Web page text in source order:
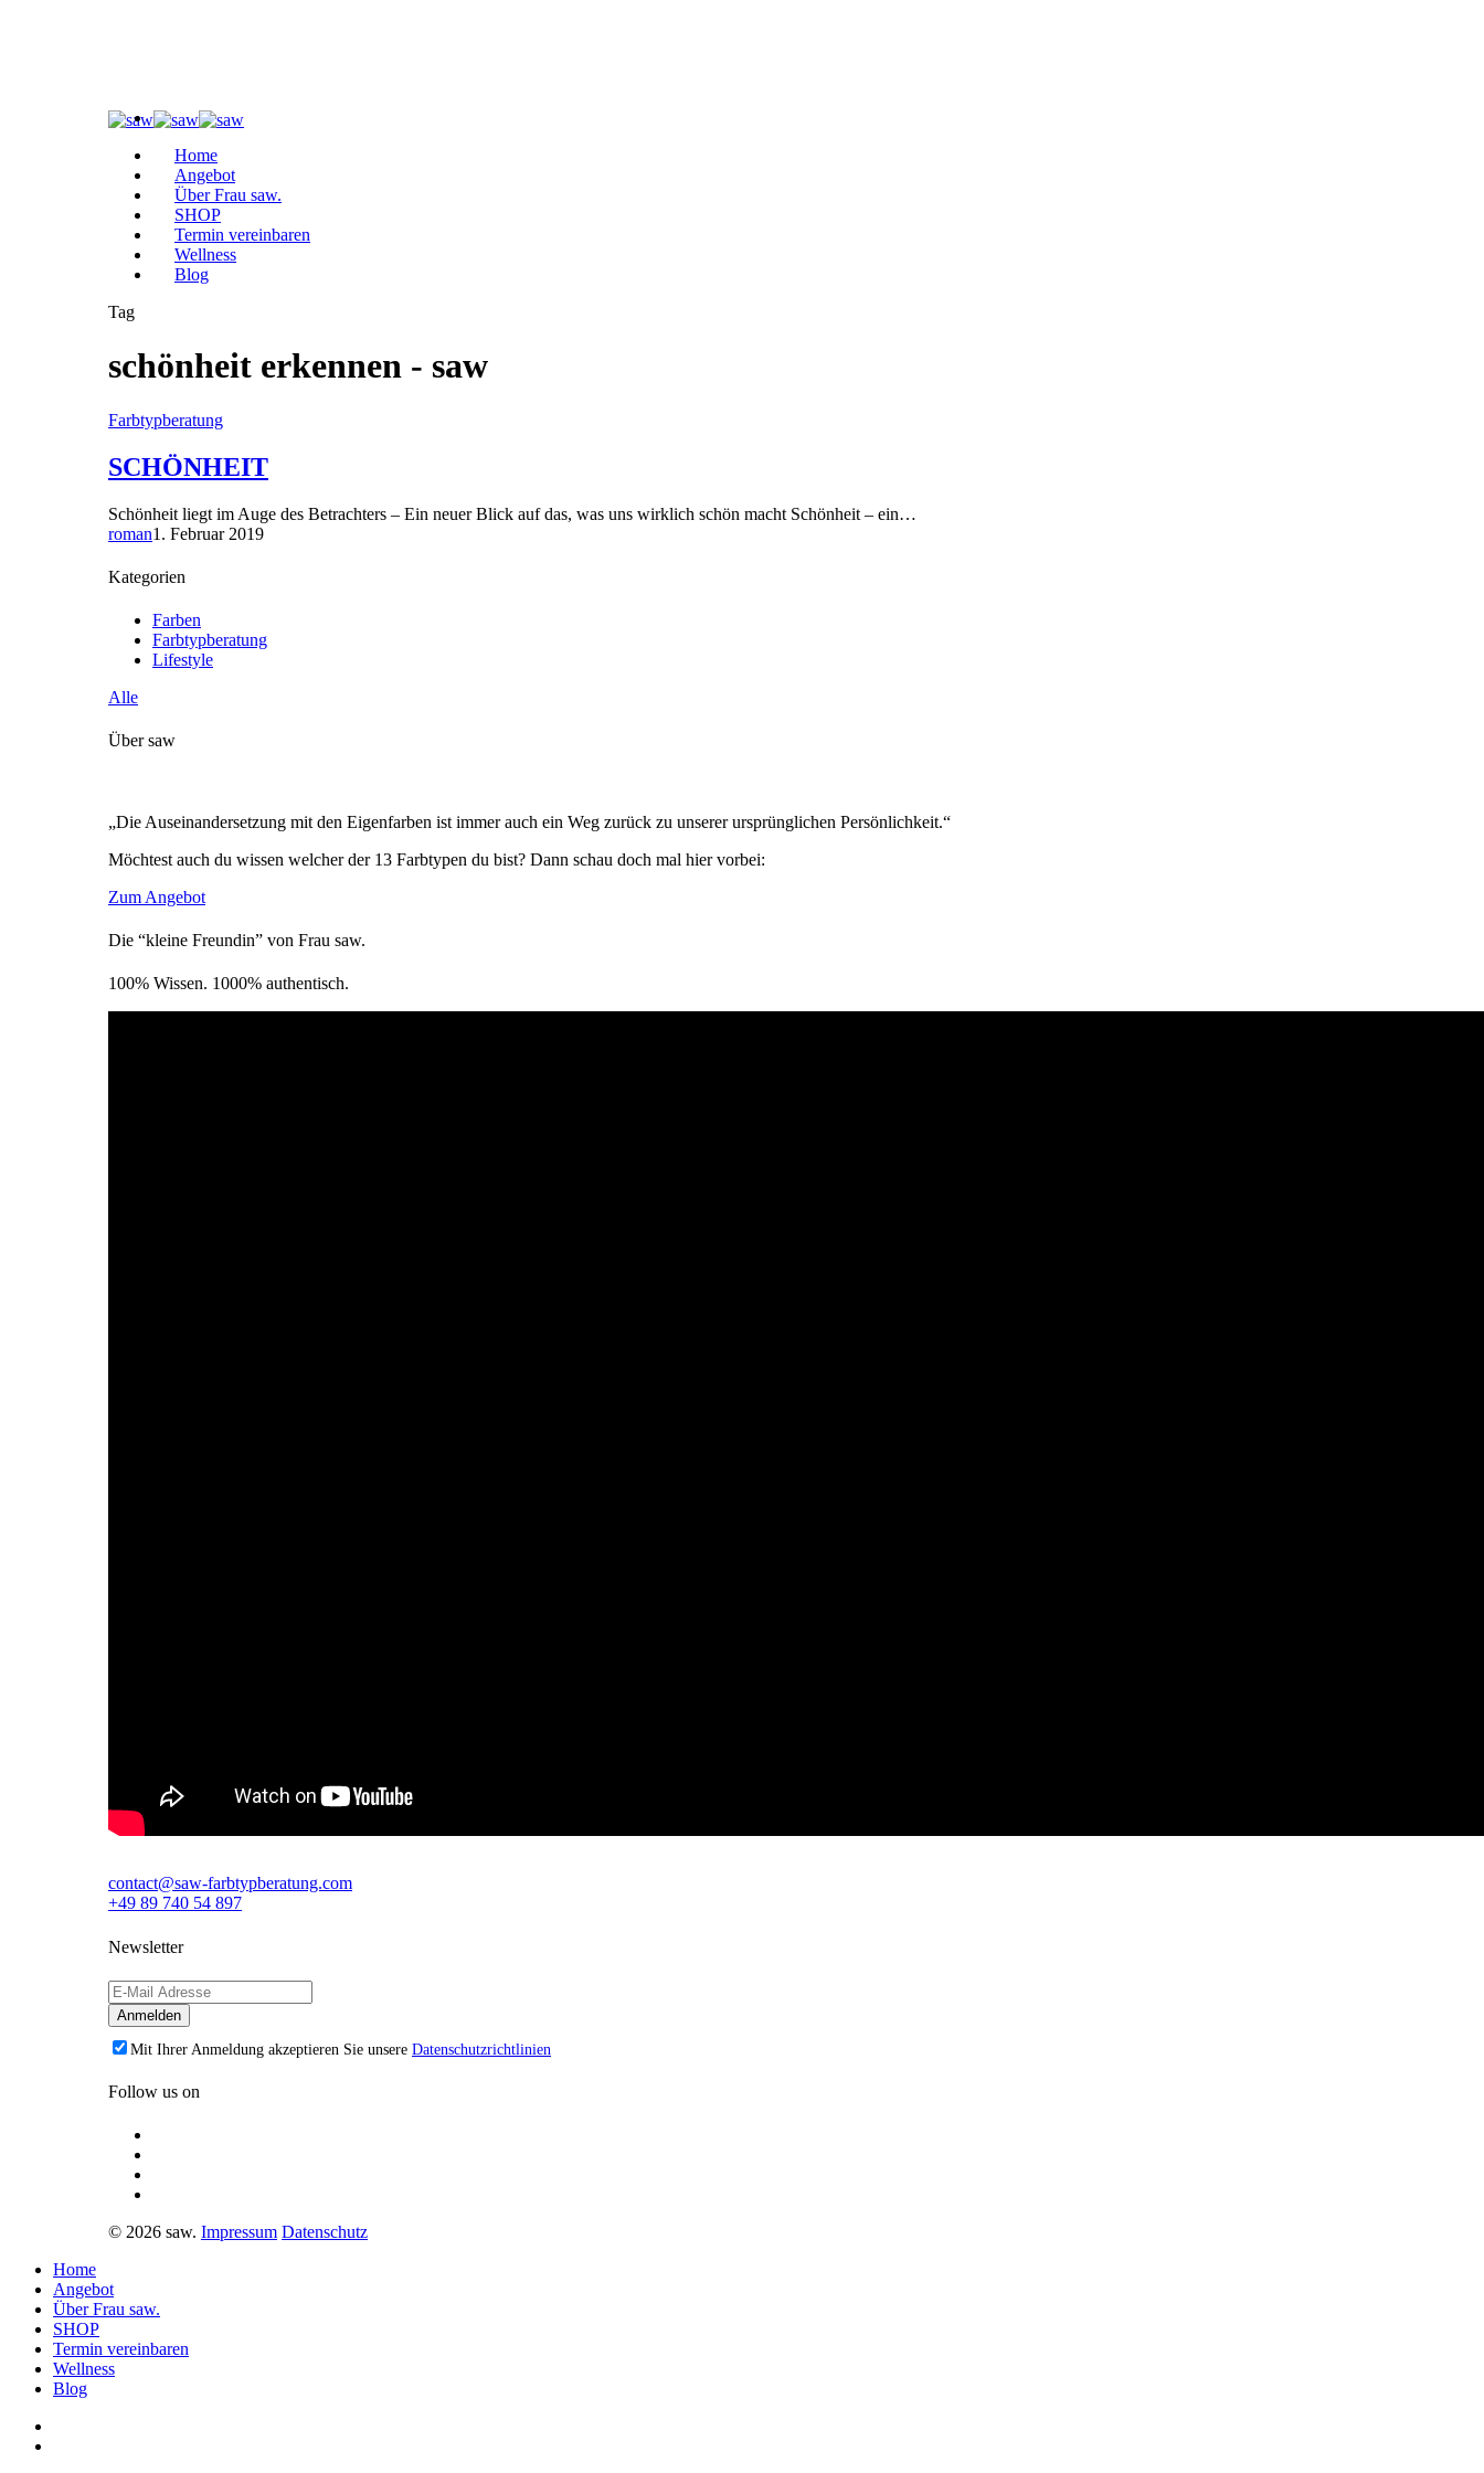
Home
Angebot
Über Frau saw.
SHOP
Termin vereinbaren
Wellness
Blog
Tag
schönheit erkennen - saw
Farbtypberatung
SCHÖNHEIT
Schönheit liegt im Auge des Betrachters – Ein neuer Blick auf das, was uns wirklich schön macht Schönheit – ein…
roman1. Februar 2019
Kategorien
Farben
Farbtypberatung
Lifestyle
Alle
Über saw
„Die Auseinandersetzung mit den Eigenfarben ist immer auch ein Weg zurück zu unserer ursprünglichen Persönlichkeit.“
Möchtest auch du wissen welcher der 13 Farbtypen du bist? Dann schau doch mal hier vorbei:
Zum Angebot
Die “kleine Freundin” von Frau saw.
100% Wissen. 1000% authentisch.
contact@saw-farbtypberatung.com
+49 89 740 54 897
Newsletter
Mit Ihrer Anmeldung akzeptieren Sie unsere Datenschutzrichtlinien
Follow us on
© 2026 saw. Impressum Datenschutz
Home
Angebot
Über Frau saw.
SHOP
Termin vereinbaren
Wellness
Blog